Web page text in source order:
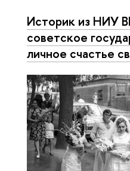
Историк из НИУ
советское
личное счастье